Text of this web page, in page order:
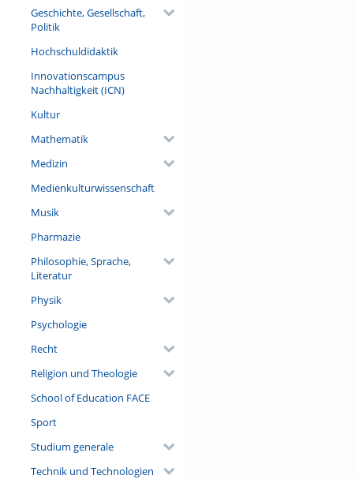
Geschichte, Gesellschaft,
Politik
Hochschuldidaktik
Innovationscampus
Nachhaltigkeit (ICN)
Kultur
Mathematik
Medizin
Medienkulturwissenschaft
Musik
Pharmazie
Philosophie, Sprache,
Literatur
Physik
Psychologie
Recht
Religion und Theologie
School of Education FACE
Sport
Studium generale
Technik und Technologien